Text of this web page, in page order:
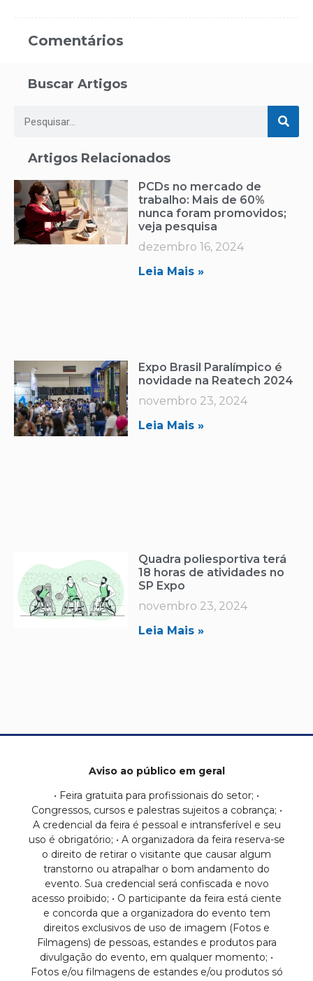
Comentários
Buscar Artigos
Artigos Relacionados
PCDs no mercado de
trabalho: Mais de 60%
nunca foram promovidos;
veja pesquisa
dezembro 16, 2024
Leia Mais »
Expo Brasil Paralímpico é
novidade na Reatech 2024
novembro 23, 2024
Leia Mais »
Quadra poliesportiva terá
18 horas de atividades no
SP Expo
novembro 23, 2024
Leia Mais »
Aviso ao público em geral
• Feira gratuita para profissionais do setor; •
Congressos, cursos e palestras sujeitos a cobrança; •
A credencial da feira é pessoal e intransferível e seu
uso é obrigatório; • A organizadora da feira reserva-se
o direito de retirar o visitante que causar algum
transtorno ou atrapalhar o bom andamento do
evento. Sua credencial será confiscada e novo
acesso proibido; • O participante da feira está ciente
e concorda que a organizadora do evento tem
direitos exclusivos de uso de imagem (Fotos e
Filmagens) de pessoas, estandes e produtos para
divulgação do evento, em qualquer momento; •
Fotos e/ou filmagens de estandes e/ou produtos só